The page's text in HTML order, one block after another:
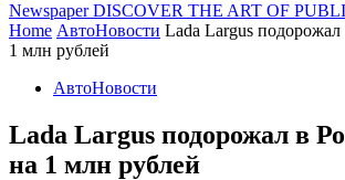
Newspaper DISCOVER THE ART OF
Home АвтоНовости Lada Largus
1 млн рублей
АвтоНовости
Lada Largus подорожал в
на 1 млн рублей